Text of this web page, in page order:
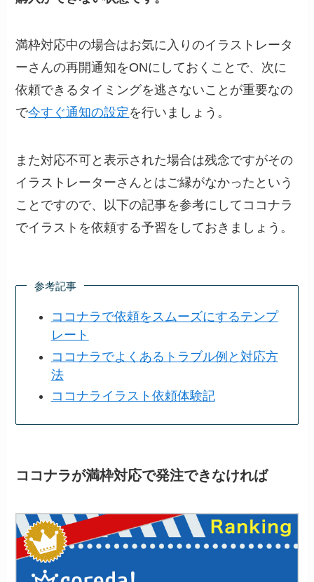
満枠対応中の場合はお気に入りのイラストレータ
ーさんの再開通知をONにしておくことで、次に
依頼できるタイミングを逃さないことが重要なの
で今すぐ通知の設定 を行いましょう。
また対応不可と表示された場合は残念ですがその
イラストレーターさんとはご縁がなかったという
ことですので、以下の記事を参考にしてココナラ
でイラストを依頼する予習をしておきましょう。
参考記事
ココナラで依頼をスムーズにするテンプ
レート
ココナラでよくあるトラブル例と対応方
法
ココナライラスト依頼体験記
ココナラが満枠対応で発注できなければ